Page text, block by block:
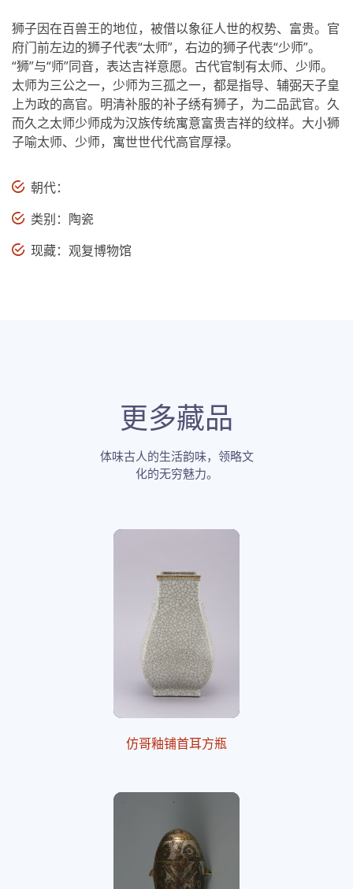
狮子因在百兽王的地位，被借以象征人世的权势、富贵。官
府门前左边的狮子代表“太师”，右边的狮子代表“少师”。
“狮”与“师”同音，表达吉祥意愿。古代官制有太师、少师。
太师为三公之一，少师为三孤之一，都是指导、辅弼天子皇
上为政的高官。明清补服的补子绣有狮子，为二品武官。久
而久之太师少师成为汉族传统寓意富贵吉祥的纹样。大小狮
子喻太师、少师，寓世世代代高官厚禄。
朝代：
类别：陶瓷
现藏：观复博物馆
更多藏品
体味古人的生活韵味，领略文
化的无穷魅力。
仿哥釉铺首耳方瓶